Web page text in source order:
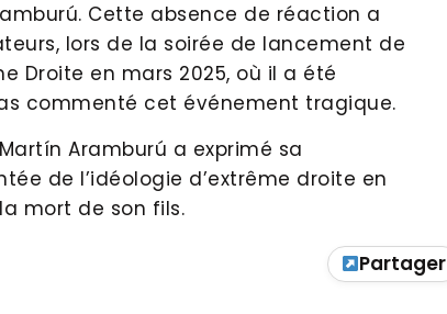
Cette absence de réaction a
lors de la soirée de lancement de
Droite en mars 2025, où il a été
commenté cet événement tragique.
Aramburú a exprimé sa
de l’idéologie d’extrême droite en
mort de son fils.
Partager